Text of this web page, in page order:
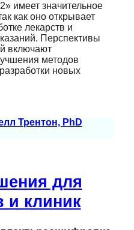
имеет значительное
как оно открывает
лекарств и
Перспективы
включают
методов
новых
Трентон, PhD
для
и клиник